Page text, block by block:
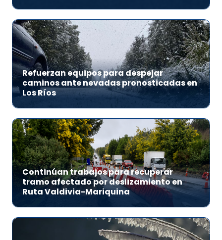
Refuerzan equipos para despejar
caminos ante nevadas pronosticadas en
Los Ríos
Continúan trabajos para recuperar
tramo afectado por deslizamiento en
Ruta Valdivia-Mariquina